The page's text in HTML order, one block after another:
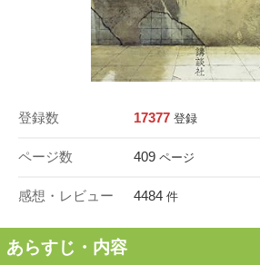
登録数 17377 登録
ページ数 409 ページ
感想・レビュー 4484 件
あらすじ・内容